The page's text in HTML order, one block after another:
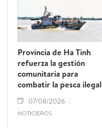
Provincia de Ha Tinh
refuerza la gestión
comunitaria para
combatir la pesca ilegal
07/08/2026
NOTICIEROS